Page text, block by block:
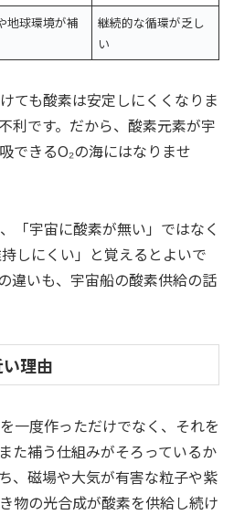
地球環境が補
継続的な循環が乏し
い
ても酸素は安定しにくくなりま
利です。だから、酸素元素が宇
できるO₂の海にはなりませ
「宇宙に酸素が無い」ではなく
持しにくい」と覚えるとよいで
違いも、宇宙船の酸素供給の話
理由
一度作っただけでなく、それを
た補う仕組みがそろっているか
、磁場や大気が有害な粒子や紫
物の光合成が酸素を供給し続け